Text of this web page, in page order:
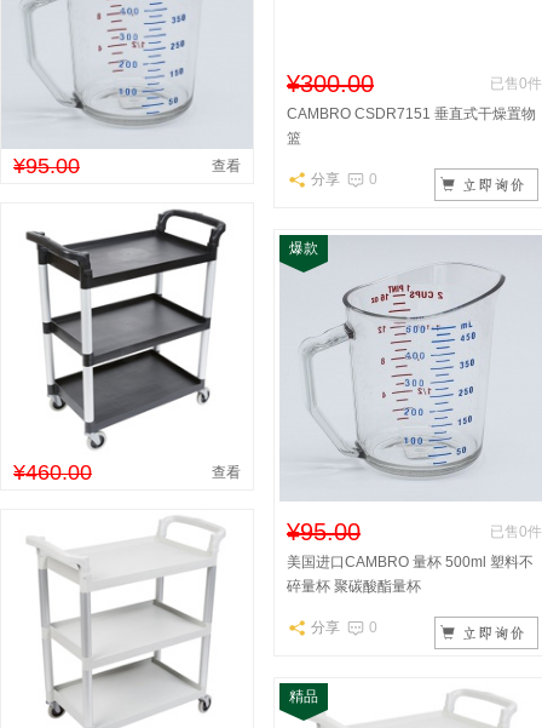
¥95.00 查看
¥460.00 查看
¥300.00
已售0件
CAMBRO CSDR7151 垂直式干燥置物
篮
分享 0
爆款
¥95.00
已售0件
美国进口CAMBRO 量杯 500ml 塑料不
碎量杯 聚碳酸酯量杯
分享 0
精品